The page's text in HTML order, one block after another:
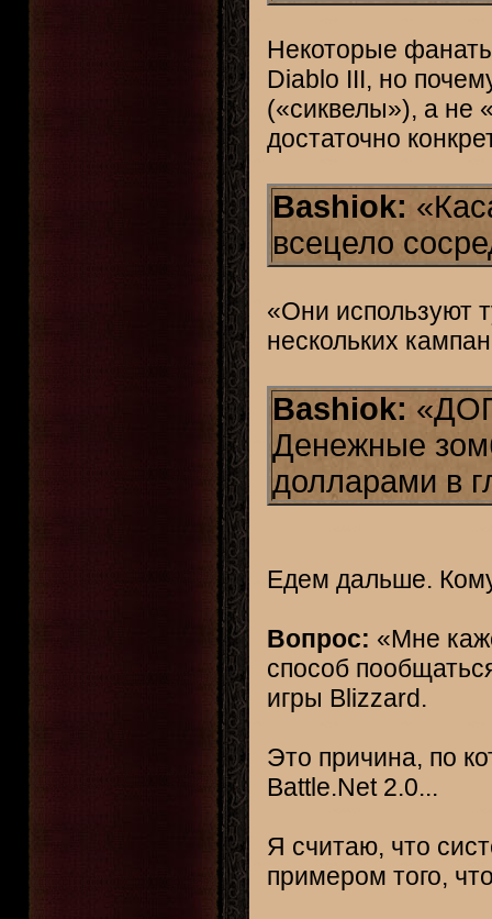
Некоторые
Diablo III, но
(«сиквелы»), а не
достаточно
Bashiok:
всецело
«Они используют
нескольких
Bashiok:
Денежные
долларами в
Едем дальше.
Вопрос: «Мне
способ
игры Blizzard.
Это причина, по
Battle.Net 2.0...
Я считаю, что
примером того,